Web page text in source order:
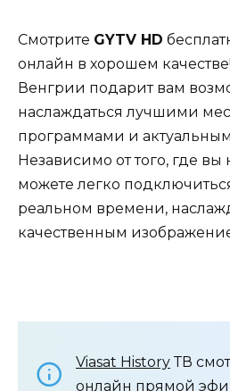
Смотрите GYTV HD
онлайн в хорошем
Венгрии подарит вам
наслаждаться лучшими
программами и
Независимо от того, где вы
можете легко
реальном времени,
качественным
Viasat HistoryТВ
онлайн прямой